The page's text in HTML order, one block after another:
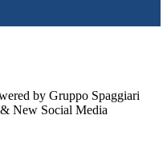
by Gruppo Spaggiari
New Social Media